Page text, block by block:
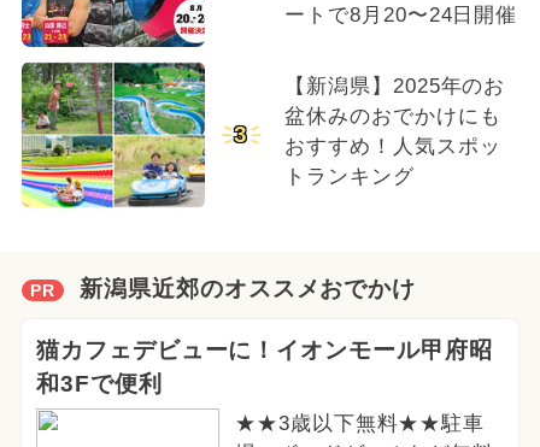
ートで8月20〜24日開催
3
【新潟県】2025年のお
盆休みのおでかけにも
おすすめ！人気スポッ
トランキング
PR 新潟県近郊のオススメおでかけ
猫カフェデビューに！イオンモール甲府昭
和3Fで便利
★★3歳以下無料★★駐車